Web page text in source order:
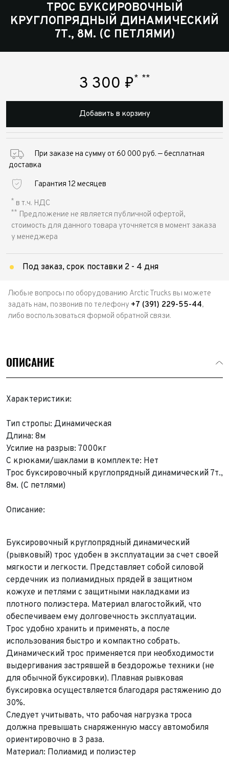
ТРОС БУКСИРОВОЧНЫЙ
КРУГЛОПРЯДНЫЙ ДИНАМИЧЕСКИЙ
7Т., 8М. (С ПЕТЛЯМИ)
3 300 ₽* **
Добавить в корзину
При заказе на сумму от 60 000 руб. — бесплатная
доставка
Гарантия 12 месяцев
* в т.ч. НДС
** Предложение не является публичной офертой,
стоимость для данного товара уточняется в момент заказа
у менеджера
Под заказ, срок поставки 2 - 4 дня
Любые вопросы по оборудованию Arctic Trucks вы можете
задать нам, позвонив по телефону +7 (391) 229-55-44,
либо воспользоваться формой обратной связи.
ОПИСАНИЕ
Характеристики:
Тип стропы: Динамическая
Длина: 8м
Усилие на разрыв: 7000кг
С крюками/шаклами в комплекте: Нет
Трос буксировочный круглопрядный динамический 7т.,
8м. (С петлями)
Описание:
Буксировочный круглопрядный динамический
(рывковый) трос удобен в эксплуатации за счет своей
мягкости и легкости. Представляет собой силовой
сердечник из полиамидных прядей в защитном
кожухе и петлями с защитными накладками из
плотного полиэстера. Материал влагостойкий, что
обеспечиваем ему долговечность эксплуатации.
Трос удобно хранить и применять, а после
использования быстро и компактно собрать.
Динамический трос применяется при необходимости
выдергивания застрявшей в бездорожье техники (не
для обычной буксировки). Плавная рывковая
буксировка осуществляется благодаря растяжению до
30%.
Следует учитывать, что рабочая нагрузка троса
должна превышать снаряженную массу автомобиля
ориентировочно в 3 раза.
Материал: Полиамид и полиэстер